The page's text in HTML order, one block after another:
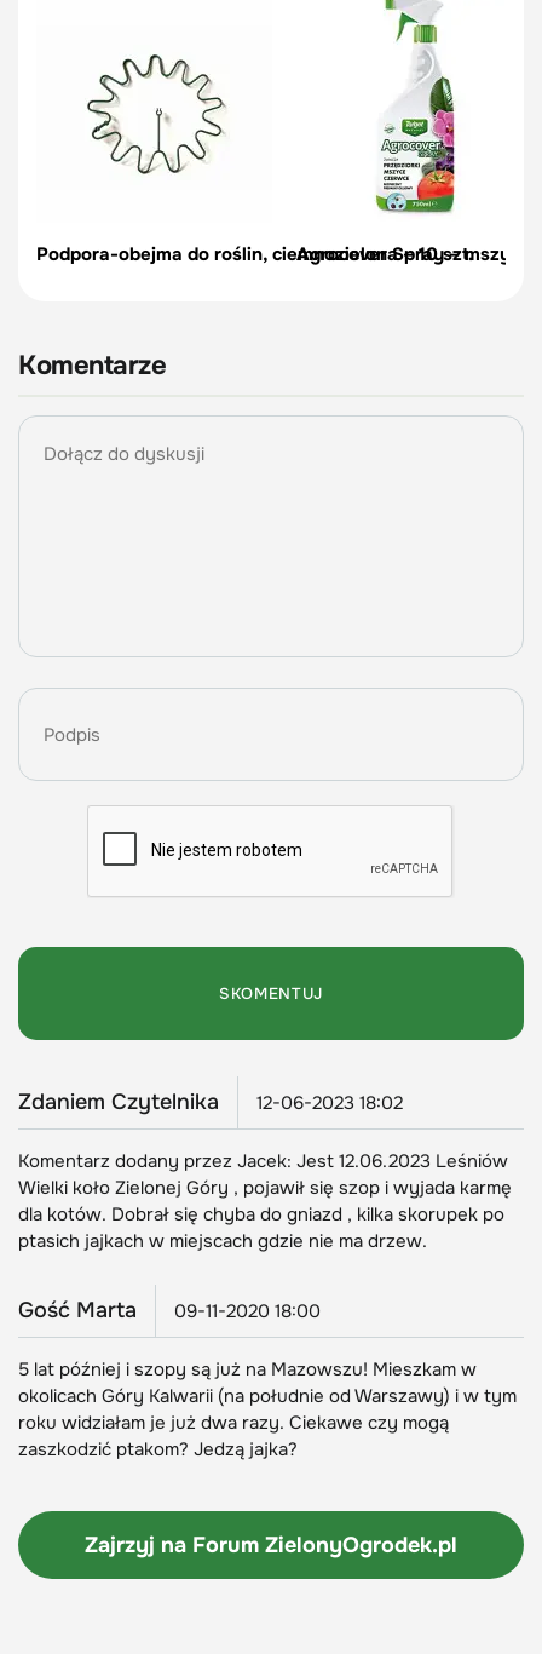
Podpora-obejma do roślin, ciemnozielona – 10 szt.
Agrocover Spray –
Komentarze
Zdaniem Czytelnika 12-06-2023 18:02
Komentarz dodany przez Jacek: Jest 12.06.2023 Leśniów
Wielki koło Zielonej Góry , pojawił się szop i wyjada karmę
dla kotów. Dobrał się chyba do gniazd , kilka skorupek po
ptasich jajkach w miejscach gdzie nie ma drzew.
Gość Marta 09-11-2020 18:00
5 lat później i szopy są już na Mazowszu! Mieszkam w
okolicach Góry Kalwarii (na południe od Warszawy) i w tym
roku widziałam je już dwa razy. Ciekawe czy mogą
zaszkodzić ptakom? Jedzą jajka?
Zajrzyj na Forum ZielonyOgrodek.pl